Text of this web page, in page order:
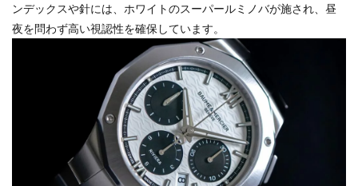
ンデックスや針には、ホワイトのスーパールミノバが施され、昼
夜を問わず高い視認性を確保しています。